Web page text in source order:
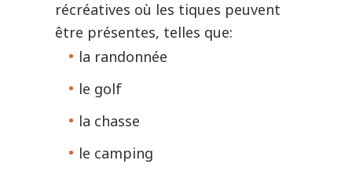
récréatives où les tiques peuvent
être présentes, telles que:
la randonnée
le golf
la chasse
le camping